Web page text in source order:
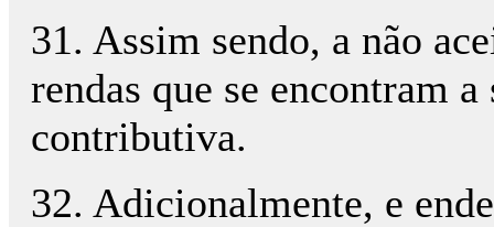
31. Assim sendo, a não
rendas que se encontram
contributiva.
32. Adicionalmente, e